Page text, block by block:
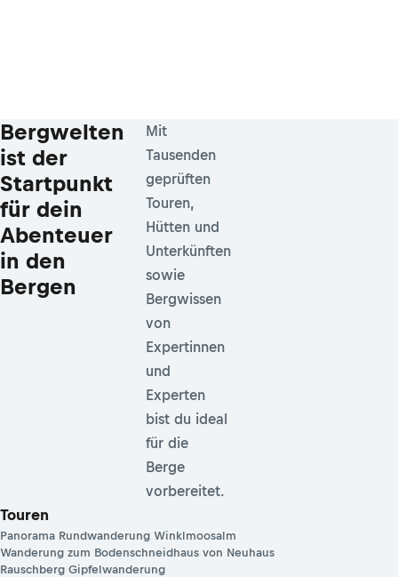
Bergwelten
ist der
Startpunkt
für dein
Abenteuer
in den
Bergen
Mit
Tausenden
geprüften
Touren,
Hütten und
Unterkünften
sowie
Bergwissen
von
Expertinnen
und
Experten
bist du ideal
für die
Berge
vorbereitet.
Touren
Panorama Rundwanderung Winklmoosalm
Wanderung zum Bodenschneidhaus von Neuhaus
Rauschberg Gipfelwanderung